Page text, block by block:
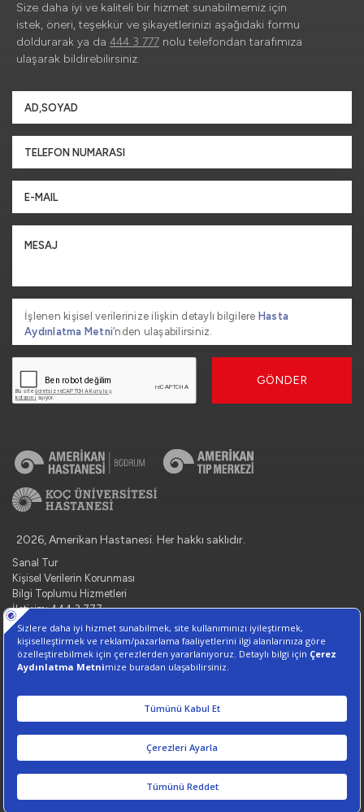
Size daha iyi ve kaliteli bir hizmet sunabilmemiz için
istek, öneri, teşekkür ve şikayetlerinizi aşağıdaki formu
doldurarak ya da 444 3 777 nolu telefondan tarafımıza
ulaşarak bildirebilirsiniz.
İşlenen kişisel verilerinize ilişkin detaylı bilgilere Hasta
Aydınlatma Metni’nden ulaşabilirsiniz.
GÖNDER
2026, Amerikan Hastanesi. Her hakkı saklıdır.
Sanal Tur
Kişisel Verilerin Korunması
Bilgi Toplumu Hizmetleri
İletişim: 444 3 777
Çerez Tercihlerini Yönetin